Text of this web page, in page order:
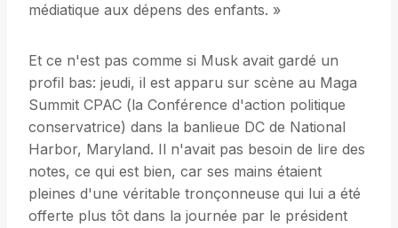
médiatique aux dépens des enfants. »
Et ce n'est pas comme si Musk avait gardé un
profil bas: jeudi, il est apparu sur scène au Maga
Summit CPAC (la Conférence d'action politique
conservatrice) dans la banlieue DC de National
Harbor, Maryland. Il n'avait pas besoin de lire des
notes, ce qui est bien, car ses mains étaient
pleines d'une véritable tronçonneuse qui lui a été
offerte plus tôt dans la journée par le président